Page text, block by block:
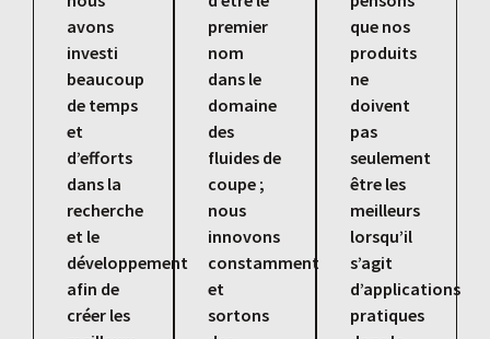
avons
investi
beaucoup
de temps
et
d’efforts
dans la
recherche
et le
développement
afin de
créer les
premier
nom
dans le
domaine
des
fluides de
coupe ;
nous
innovons
constamment
et
sortons
que nos
produits
ne
doivent
pas
seulement
être les
meilleurs
lorsqu’il
s’agit
d’applications
pratiques